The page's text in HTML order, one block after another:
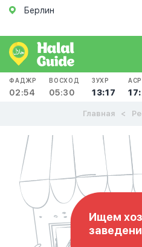
Берлин
ФАДЖР
02:54
ВОСХОД
05:30
ЗУХР
13:17
АСР
Главная
Ищем